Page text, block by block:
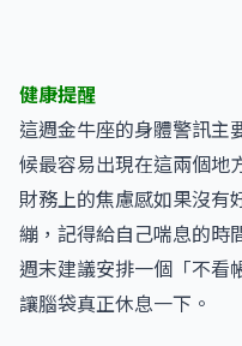
健康提醒
這週金牛座的身體警訊主
候最容易出現在這兩個地
財務上的焦慮感如果沒有
繃，記得給自己喘息的時
週末建議安排一個「不看
讓腦袋真正休息一下。